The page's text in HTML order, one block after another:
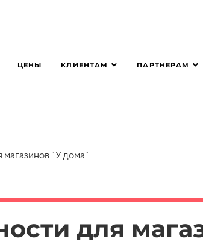
ЦЕНЫ КЛИЕНТАМ ПАРТНЕРАМ
"У дома"
для